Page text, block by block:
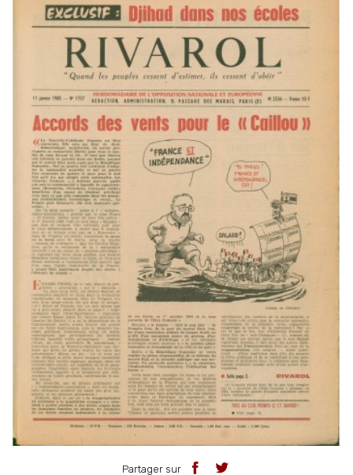
Partager sur